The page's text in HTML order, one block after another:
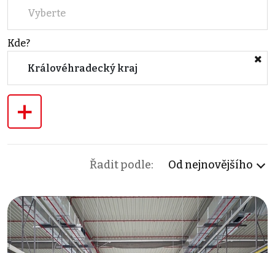
Vyberte
Kde?
Královéhradecký kraj
+
Řadit podle: Od nejnovějšího